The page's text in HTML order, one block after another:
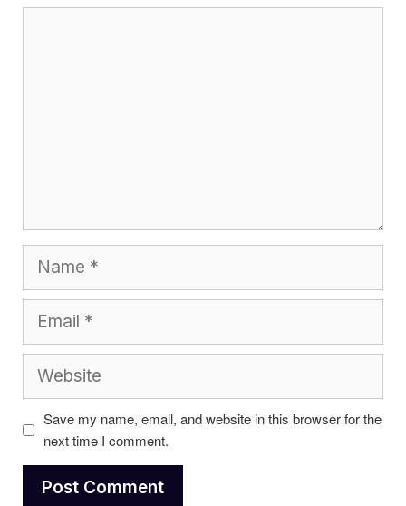
Save my name, email, and website in this browser for the
next time I comment.